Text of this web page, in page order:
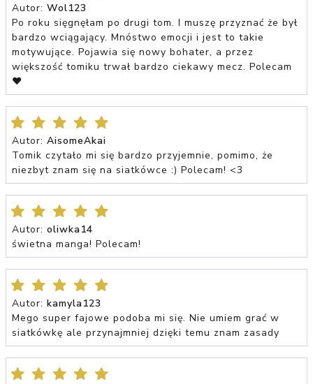
Autor: Wol123
Po roku sięgnęłam po drugi tom. I muszę przyznać że był
bardzo wciągający. Mnóstwo emocji i jest to takie
motywujące. Pojawia się nowy bohater, a przez
większość tomiku trwał bardzo ciekawy mecz. Polecam
❤️
Autor: AisomeAkai
Tomik czytało mi się bardzo przyjemnie, pomimo, że
niezbyt znam się na siatkówce :) Polecam! <3
Autor: oliwka14
świetna manga! Polecam!
Autor: kamyla123
Mego super fajowe podoba mi się. Nie umiem grać w
siatkówkę ale przynajmniej dzięki temu znam zasady